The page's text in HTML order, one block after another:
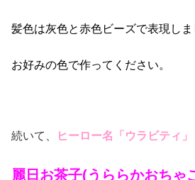
髪色は灰色と赤色ビーズで表現し
お好みの色で作ってください。
続いて、 ヒーロー名「ウラビティ」
麗日お茶子(うららかおちゃ